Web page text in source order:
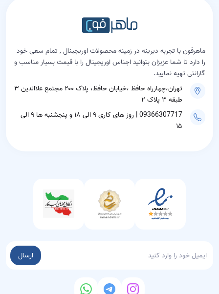
ماهرفون با تجربه دیرینه در زمینه محصولات اوریجینال , تمام سعی خود
را دارد تا شما عزیزان بتوانید اجناس اوریجینال را با قیمت بسیار مناسب و
گارانتی تهیه نمایید.
تهران،چهارراه حافظ ،خیابان حافظ، پلاک ۲۰۰ مجتمع علاالدین ۳
طبقه ۳ پلاک ۲
09366307717 | روز های کاری ۹ الی ۱۸ و پنجشنبه ها ۹ الی
۱۵
ارسال